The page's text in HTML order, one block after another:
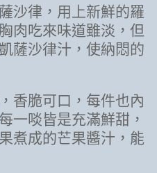
沙律，用上新鮮的羅
肉吃來味道雖淡，但
薩沙律汁，使納悶的
香脆可口，每件也內
一啖皆是充滿鮮甜，
煮成的芒果醬汁，能